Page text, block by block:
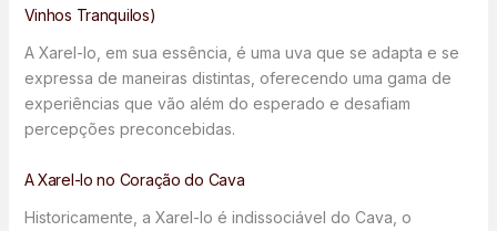
Vinhos Tranquilos)
A Xarel-lo, em sua essência, é uma uva que se adapta e se
expressa de maneiras distintas, oferecendo uma gama de
experiências que vão além do esperado e desafiam
percepções preconcebidas.
A Xarel-lo no Coração do Cava
Historicamente, a Xarel-lo é indissociável do Cava, o